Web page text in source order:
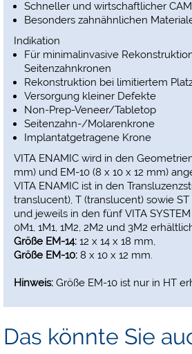
Schneller und wirtschaftlicher
Besonders zahnähnlichen
Indikation
Für minimalinvasive
Seitenzahnkronen
Rekonstruktion bei limitiertem
Versorgung kleiner Defekte
Non-Prep-Veneer/Tabletop
Seitenzahn-/Molarenkrone
Implantatgetragene Krone
VITA ENAMIC wird in den Geometrien
mm) und EM-10 (8 x 10 x 12 mm)
VITA ENAMIC ist in den
translucent), T (translucent) sowie
und jeweils in den fünf VITA
0M1, 1M1, 1M2, 2M2 und 3M2
Größe EM-14: 12 x 14 x 18 mm,
Größe EM-10: 8 x 10 x 12 mm.
Hinweis: Größe EM-10 ist nur in HT
Das könnte Sie